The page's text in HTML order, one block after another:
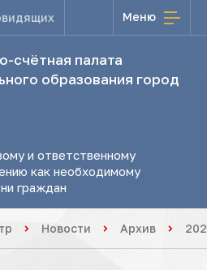
Меню
счётная палата
образования город
и ответственному
как необходимому
граждан
Новости Архив